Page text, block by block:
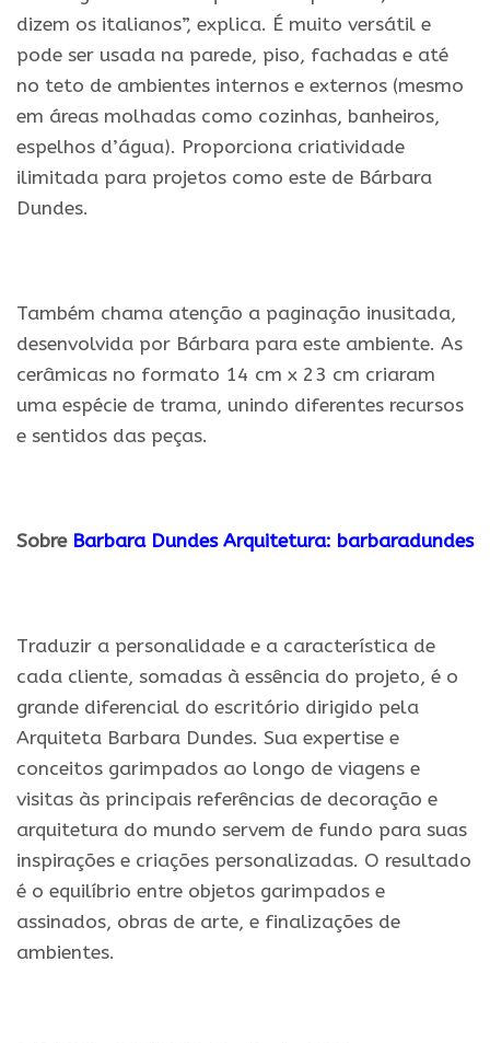
dizem os italianos”, explica. É muito versátil e
pode ser usada na parede, piso, fachadas e até
no teto de ambientes internos e externos (mesmo
em áreas molhadas como cozinhas, banheiros,
espelhos d’água). Proporciona criatividade
ilimitada para projetos como este de Bárbara
Dundes.
Também chama atenção a paginação inusitada,
desenvolvida por Bárbara para este ambiente. As
cerâmicas no formato 14 cm x 23 cm criaram
uma espécie de trama, unindo diferentes recursos
e sentidos das peças.
Sobre Barbara Dundes Arquitetura: barbaradundes
Traduzir a personalidade e a característica de
cada cliente, somadas à essência do projeto, é o
grande diferencial do escritório dirigido pela
Arquiteta Barbara Dundes. Sua expertise e
conceitos garimpados ao longo de viagens e
visitas às principais referências de decoração e
arquitetura do mundo servem de fundo para suas
inspirações e criações personalizadas. O resultado
é o equilíbrio entre objetos garimpados e
assinados, obras de arte, e finalizações de
ambientes.